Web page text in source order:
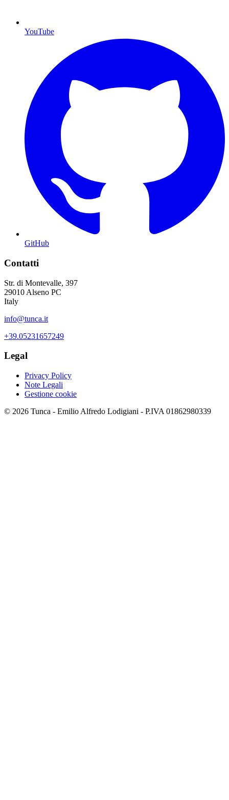
YouTube
GitHub
Contatti
Str. di Montevalle, 397
29010 Alseno PC
Italy
info@tunca.it
+39.05231657249
Legal
Privacy Policy
Note Legali
Gestione cookie
© 2026 Tunca - Emilio Alfredo Lodigiani - P.IVA 01862980339